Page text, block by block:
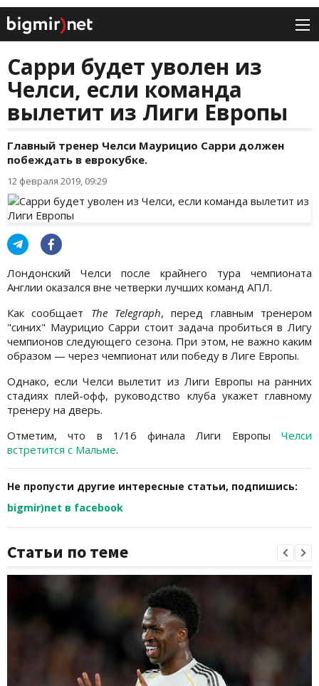
Сарри будет уволен из
Челси, если команда
вылетит из Лиги Европы
Главный тренер Челси Маурицио Сарри должен
побеждать в еврокубке.
12 февраля 2019, 09:29
Лондонский Челси после крайнего тура чемпионата
Англии оказался вне четверки лучших команд АПЛ.
Как сообщает The Telegraph, перед главным тренером
"синих" Маурицио Сарри стоит задача пробиться в Лигу
чемпионов следующего сезона. При этом, не важно каким
образом — через чемпионат или победу в Лиге Европы.
Однако, если Челси вылетит из Лиги Европы на ранних
стадиях плей-офф, руководство клуба укажет главному
тренеру на дверь.
Отметим, что в 1/16 финала Лиги Европы Челси
встретится с Мальме.
Не пропусти другие интересные статьи, подпишись:
bigmir)net в facebook
Статьи по теме